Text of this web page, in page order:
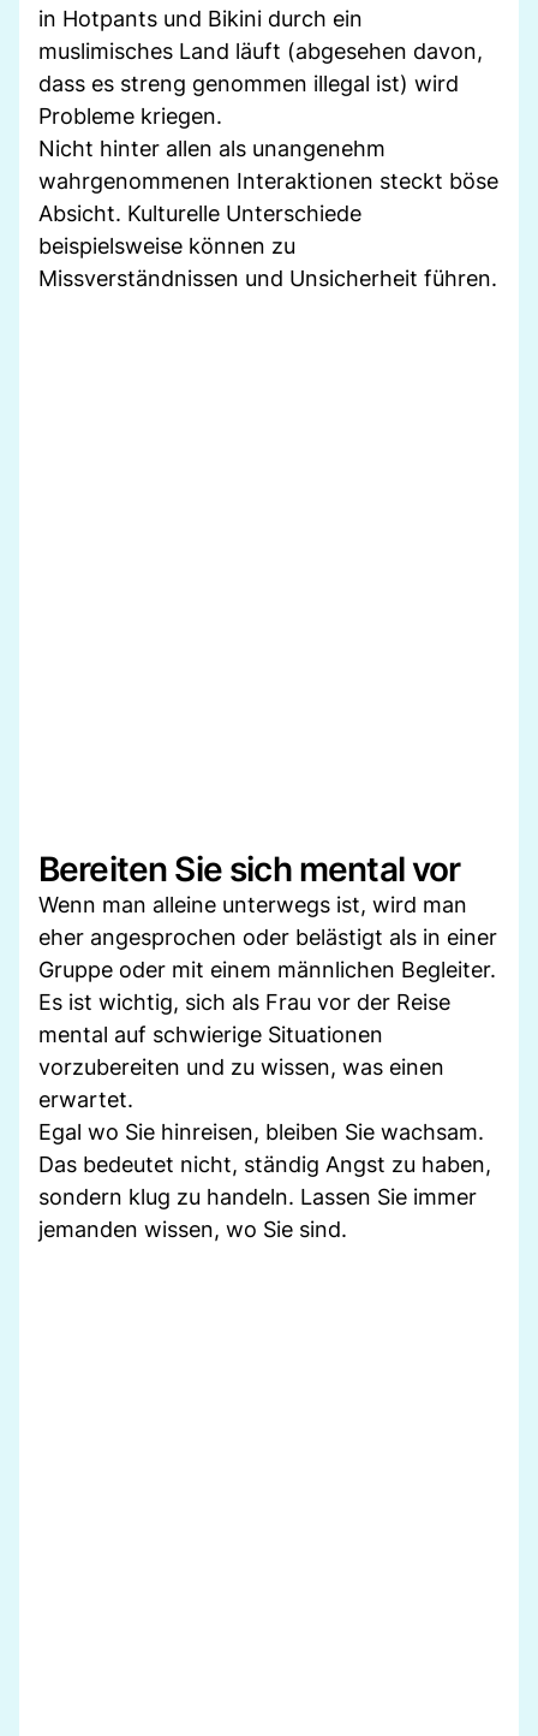
in Hotpants und Bikini durch ein
muslimisches Land läuft (abgesehen davon,
dass es streng genommen illegal ist) wird
Probleme kriegen.
Nicht hinter allen als unangenehm
wahrgenommenen Interaktionen steckt böse
Absicht. Kulturelle Unterschiede
beispielsweise können zu
Missverständnissen und Unsicherheit führen.
Bereiten Sie sich mental vor
Wenn man alleine unterwegs ist, wird man
eher angesprochen oder belästigt als in einer
Gruppe oder mit einem männlichen Begleiter.
Es ist wichtig, sich als Frau vor der Reise
mental auf schwierige Situationen
vorzubereiten und zu wissen, was einen
erwartet.
Egal wo Sie hinreisen, bleiben Sie wachsam.
Das bedeutet nicht, ständig Angst zu haben,
sondern klug zu handeln. Lassen Sie immer
jemanden wissen, wo Sie sind.